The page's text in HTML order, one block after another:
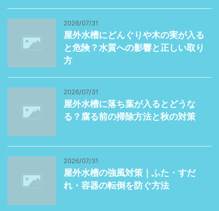
2026/07/31
屋外水槽にどんぐりや木の実が入る
と危険？水質への影響と正しい取り
方
2026/07/31
屋外水槽に落ち葉が入るとどうな
る？腐る前の掃除方法と秋の対策
2026/07/31
屋外水槽の強風対策｜ふた・すだ
れ・容器の転倒を防ぐ方法